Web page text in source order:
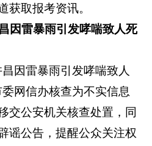
获取报考资讯。
因雷暴雨引发哮喘致人死
因雷暴雨引发哮喘致人
网信办核查为不实信息
交公安机关核查处置，同
谣公告，提醒公众关注权